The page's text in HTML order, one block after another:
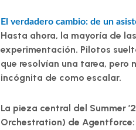
El verdadero cambio: de un
Hasta ahora, la mayoría de
experimentación. Pilotos
que resolvían una tarea, pero
incógnita de como escalar.
La pieza central del Summer
Orchestration) de Agentforce